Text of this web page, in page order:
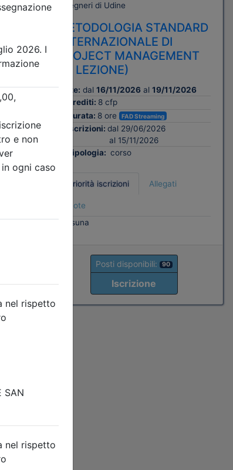
Ingegneri di Udine
METODOLOGIA STANDARD
INTERNAZIONALE DI
PROJECT MANAGEMENT
(1° LEZIONE)
Date: dal 16/11/2026al 19/11/2026
Crediti: 8 cfp
Durata: 8 ore FAD Streaming
Iscrizioni: dal 29/06/2026
al 15/11/2026
Tipologia: corso
Priorità iscrizioni Allegati
Note
nessuna
Posti disponibili: 90
Iscrizione